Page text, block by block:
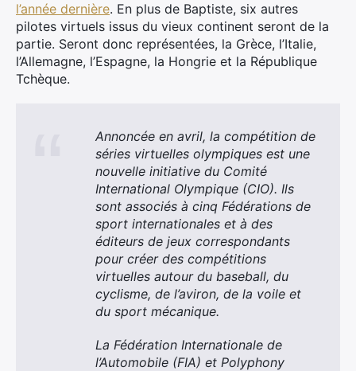
l’année dernière. En plus de Baptiste, six autres
pilotes virtuels issus du vieux continent seront de la
partie. Seront donc représentées, la Grèce, l’Italie,
l’Allemagne, l’Espagne, la Hongrie et la République
Tchèque.
Annoncée en avril, la compétition de
séries virtuelles olympiques est une
nouvelle initiative du Comité
International Olympique (CIO). Ils
sont associés à cinq Fédérations de
sport internationales et à des
éditeurs de jeux correspondants
pour créer des compétitions
virtuelles autour du baseball, du
cyclisme, de l’aviron, de la voile et
du sport mécanique.
La Fédération Internationale de
l’Automobile (FIA) et Polyphony